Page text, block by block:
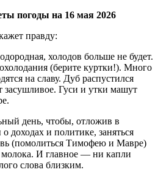
погоды на 16 мая 2026
правду:
холодов больше не будет.
(берите куртки!). Много
на славу. Дуб распустился
засушливое. Гуси и утки машут
день, чтобы, отложив в
доходах и политике, заняться
(помолиться Тимофею и Мавре)
И главное — ни капли
слова близким.